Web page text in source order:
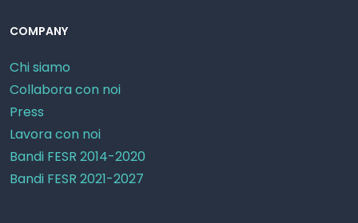
COMPANY
Chi siamo
Collabora con noi
Press
Lavora con noi
Bandi FESR 2014-2020
Bandi FESR 2021-2027